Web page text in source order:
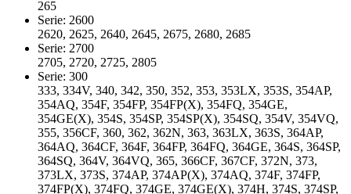
265
Serie: 2600
2620, 2625, 2640, 2645, 2675, 2680, 2685
Serie: 2700
2705, 2720, 2725, 2805
Serie: 300
333, 334V, 340, 342, 350, 352, 353, 353LX, 353S, 354AP,
354AQ, 354F, 354FP, 354FP(X), 354FQ, 354GE,
354GE(X), 354S, 354SP, 354SP(X), 354SQ, 354V, 354VQ,
355, 356CF, 360, 362, 362N, 363, 363LX, 363S, 364AP,
364AQ, 364CF, 364F, 364FP, 364FQ, 364GE, 364S, 364SP,
364SQ, 364V, 364VQ, 365, 366CF, 367CF, 372N, 373,
373LX, 373S, 374AP, 374AP(X), 374AQ, 374F, 374FP,
374FP(X), 374FQ, 374GE, 374GE(X), 374H, 374S, 374SP,